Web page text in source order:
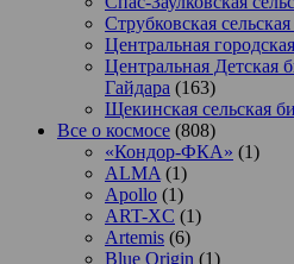
Струбковская
Центральная
Центральная Детская
Гайдара (163)
Щекинская сельская
Все о космосе (808)
«Кондор-ФКА» (1)
ALMA (1)
Apollo (1)
ART-XC (1)
Artemis (6)
Blue Origin (1)